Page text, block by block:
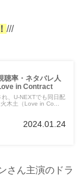
///
聴率・ネタバレ人
in Contract
、U-NEXTでも同日配
木土（Love in Co...
2024.01.24
さん主演のドラ